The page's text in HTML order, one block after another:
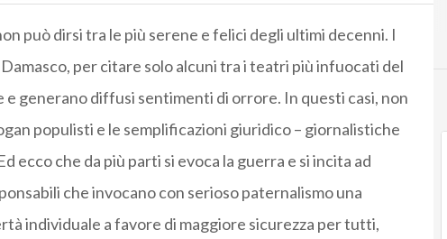
può dirsi tra le più serene e felici degli ultimi decenni. I
per citare solo alcuni tra i teatri più infuocati del
generano diffusi sentimenti di orrore. In questi casi, non
populisti e le semplificazioni giuridico – giornalistiche
ecco che da più parti si evoca la guerra e si incita ad
che invocano con serioso paternalismo una
individuale a favore di maggiore sicurezza per tutti,